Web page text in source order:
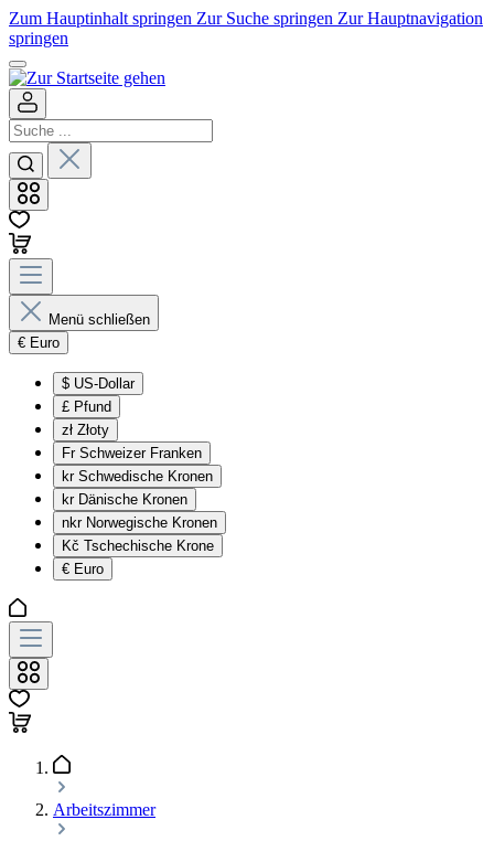
Zum Hauptinhalt springen Zur Suche springen Zur Hauptnavigation
springen
Menü schließen
€ Euro
$ US-Dollar
£ Pfund
zł Złoty
Fr Schweizer Franken
kr Schwedische Kronen
kr Dänische Kronen
nkr Norwegische Kronen
Kč Tschechische Krone
€ Euro
Arbeitszimmer